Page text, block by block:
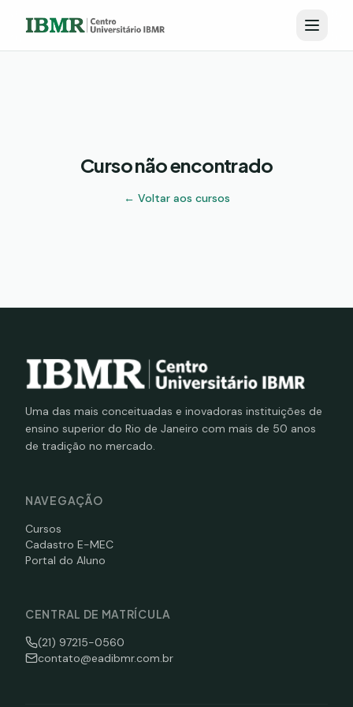
Curso não encontrado
← Voltar aos cursos
Uma das mais conceituadas e inovadoras instituições de
ensino superior do Rio de Janeiro com mais de 50 anos
de tradição no mercado.
NAVEGAÇÃO
Cursos
Cadastro E-MEC
Portal do Aluno
CENTRAL DE MATRÍCULA
(21) 97215-0560
contato@eadibmr.com.br